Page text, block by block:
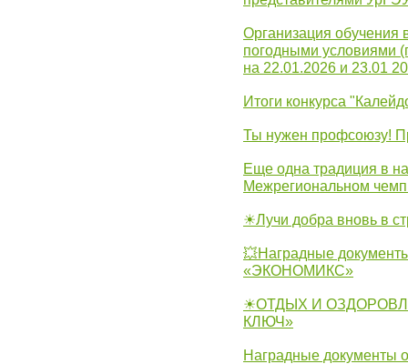
Организация обучения
погодными условиями
на 22.01.2026 и 23.01
Итоги конкурса
Ты нужен профсоюзу!
Еще одна традиция в
Межрегиональном
☀Лучи добра вновь в
💥Наградные
«ЭКОНОМИКС»
☀ОТДЫХ И
КЛЮЧ»
Наградные документы